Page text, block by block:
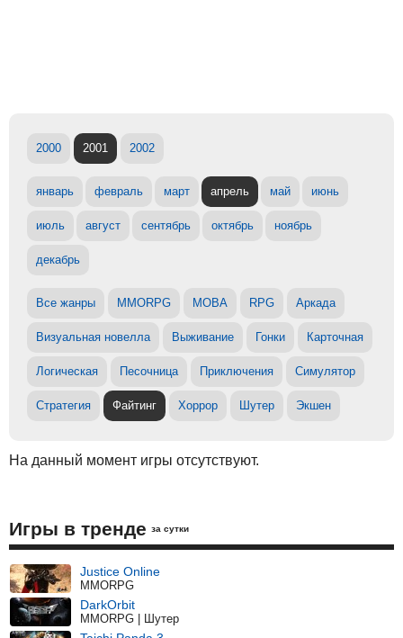
2000 2001 2002
январь февраль март апрель май июнь
июль август сентябрь октябрь ноябрь
декабрь
Все жанры MMORPG MOBA RPG Аркада
Визуальная новелла Выживание Гонки Карточная
Логическая Песочница Приключения Симулятор
Стратегия Файтинг Хоррор Шутер Экшен
На данный момент игры отсутствуют.
Игры в тренде за сутки
Justice Online
MMORPG
DarkOrbit
MMORPG | Шутер